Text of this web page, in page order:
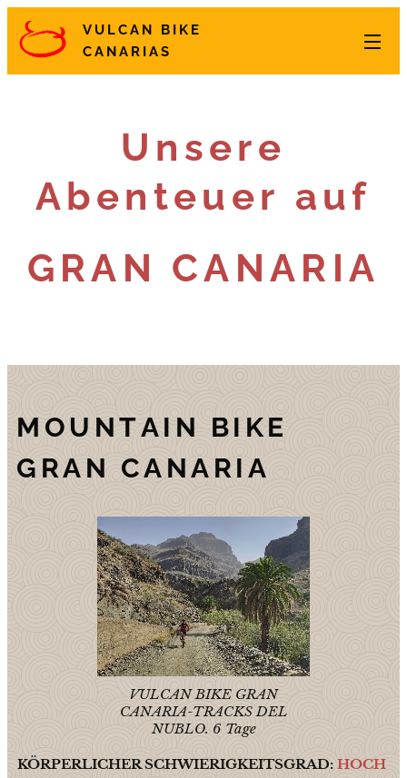
VULCAN BIKE
CANARIAS
Unsere
Abenteuer auf
GRAN CANARIA
MOUNTAIN BIKE
GRAN CANARIA
VULCAN BIKE GRAN
CANARIA-TRACKS DEL
NUBLO. 6 Tage
KÖRPERLICHER SCHWIERIGKEITSGRAD: HOCH